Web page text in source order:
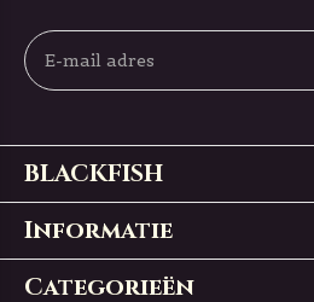
BLACKFISH
Informatie
Categorieën